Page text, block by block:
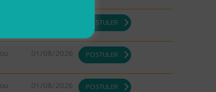
POSTULER
01/08/2026 POSTULER
01/08/2026 POSTULER